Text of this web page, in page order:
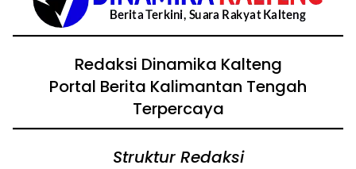
Redaksi Dinamika Kalteng
Portal Berita Kalimantan Tengah
Terpercaya
Struktur Redaksi